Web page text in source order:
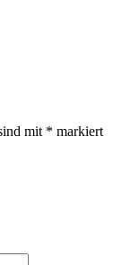
mit * markiert